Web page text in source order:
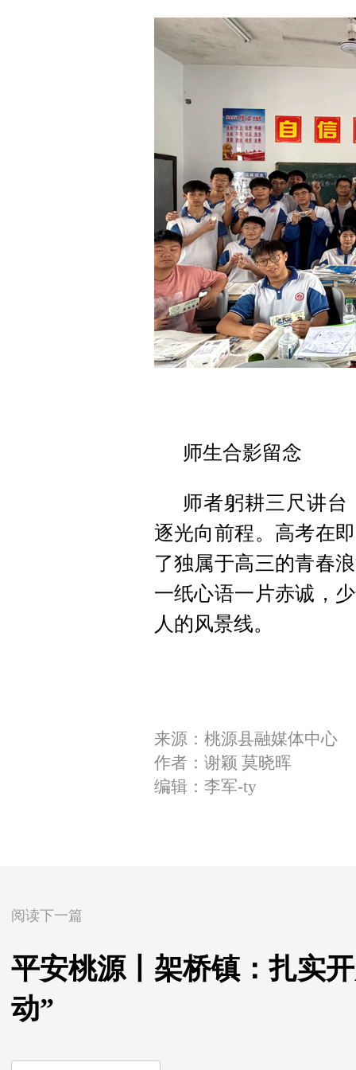
师生合影留念
师者躬耕三尺讲
逐光向前程。高考在
了独属于高三的青春
一纸心语一片赤诚，
人的风景线。
来源：桃源县融媒体中心
作者：谢颖 莫晓晖
编辑：李军-ty
阅读下一篇
平安桃源丨架桥镇：扎实
动”